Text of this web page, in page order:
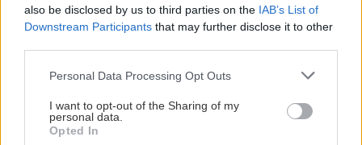
also be disclosed by us to third parties on the IAB’s List of
Downstream Participants that may further disclose it to other
Please note that this website/app uses one or more Google
not limited to your visit or usage behaviour. You may click to
grant or deny consent to Google and its third-party tags to
use your data for below specified purposes in below Google
Personal Data Processing Opt Outs
I want to opt-out of the Sharing of my
personal data.
Opted In
Záhrada
chémie: 10 overených
ochrániť záhradu